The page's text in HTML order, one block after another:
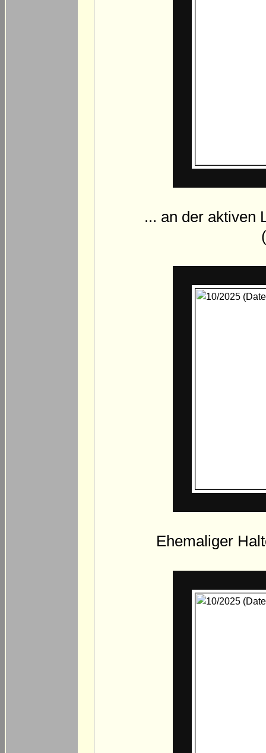
... an der aktiven
Ehemaliger